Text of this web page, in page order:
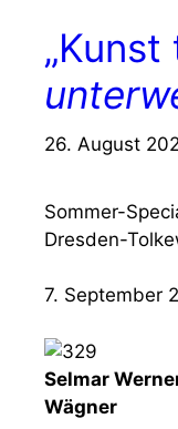
26. August
Sommer-
Dresden-
7. September
Selmar
Wägner